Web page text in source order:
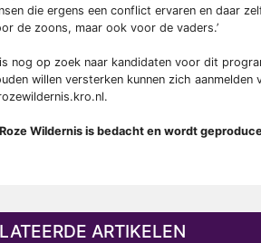
die ergens een conflict ervaren en daar
de zoons, maar ook voor de vaders.’
is nog op zoek naar kandidaten voor dit
willen versterken kunnen zich
Roze Wildernis is bedacht en wordt
ARTIKELEN